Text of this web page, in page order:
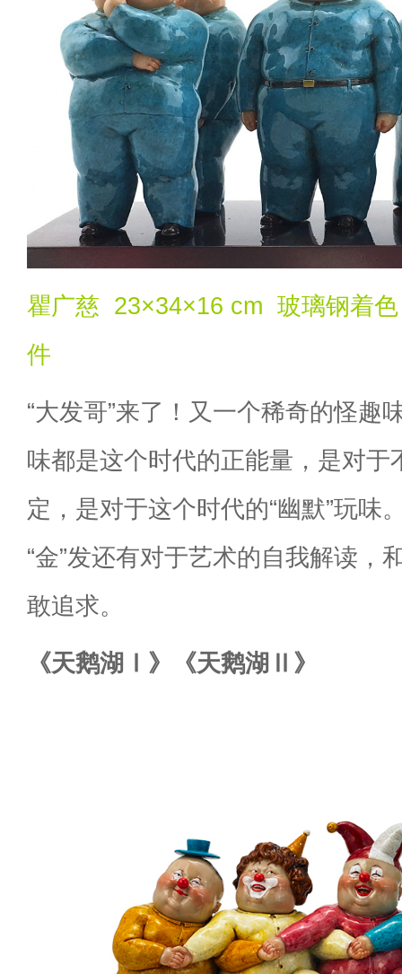
瞿广慈 23×34×16 cm 玻璃钢着
件
“大发哥”来了！又一个稀奇的怪趣
味都是这个时代的正能量，是对于
定，是对于这个时代的“幽默”玩味
“金”发还有对于艺术的自我解读，
敢追求。
《天鹅湖Ⅰ》《天鹅湖Ⅱ》